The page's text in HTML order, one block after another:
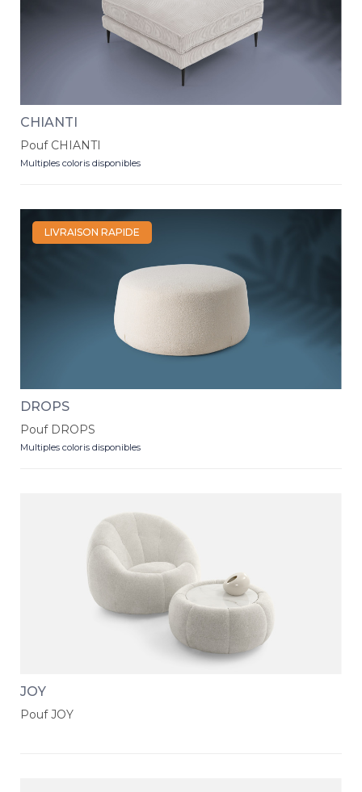
CHIANTI
Pouf CHIANTI
Multiples coloris disponibles
LIVRAISON RAPIDE
DROPS
Pouf DROPS
Multiples coloris disponibles
JOY
Pouf JOY